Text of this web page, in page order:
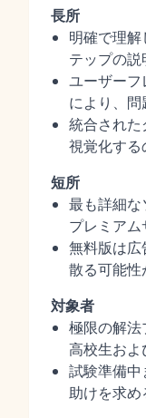
長所
明確で理
テップの説
ユーザーフ
により、
統合され
視覚化する
短所
最も詳細な
プレミア
無料版は
散る可能性
対象者
極限の解法
高校生およ
試験準備
助けを求め